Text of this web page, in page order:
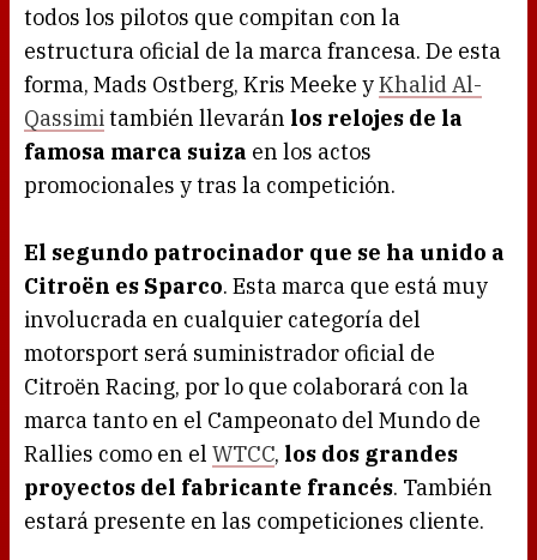
todos los pilotos que compitan con la
estructura oficial de la marca francesa. De esta
forma, Mads Ostberg, Kris Meeke yKhalid Al-
Qassimitambién llevarán los relojes de la
famosa marca suiza en los actos
promocionales y tras la competición.
El segundo patrocinador que se ha unido a
Citroën es Sparco. Esta marca que está muy
involucrada en cualquier categoría del
motorsport será suministrador oficial de
Citroën Racing, por lo que colaborará con la
marca tanto en el Campeonato del Mundo de
Rallies como en el WTCC, los dos grandes
proyectos del fabricante francés. También
estará presente en las competiciones cliente.